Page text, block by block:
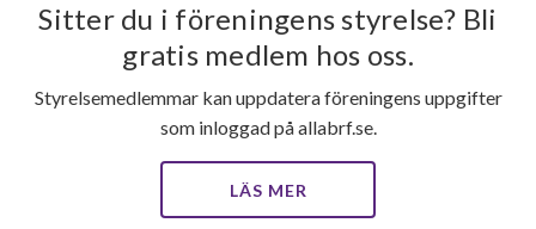
Sitter du i föreningens styrelse? Bli
gratis medlem hos oss.
Styrelsemedlemmar kan uppdatera föreningens uppgifter
som inloggad på allabrf.se.
LÄS MER